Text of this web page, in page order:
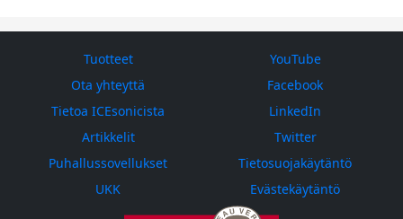
Tuotteet
Ota yhteyttä
Tietoa ICEsonicista
Artikkelit
Puhallussovellukset
UKK
YouTube
Facebook
LinkedIn
Twitter
Tietosuojakäytäntö
Evästekäytäntö